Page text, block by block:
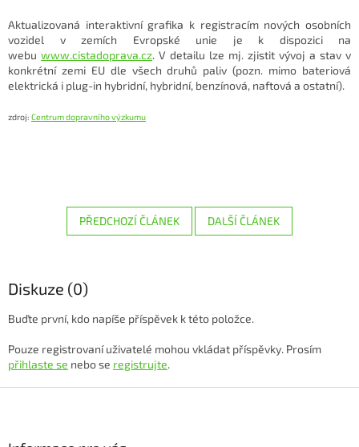
Aktualizovaná interaktivní grafika k registracím nových osobních
vozidel v zemích Evropské unie je k dispozici na
webu www.cistadoprava.cz. V detailu lze mj. zjistit vývoj a stav v
konkrétní zemi EU dle všech druhů paliv (pozn. mimo bateriová
elektrická i plug-in hybridní, hybridní, benzínová, naftová a ostatní).
zdroj: Centrum dopravního výzkumu
PŘEDCHOZÍ ČLÁNEK DALŠÍ ČLÁNEK
Diskuze (0)
Buďte první, kdo napíše příspěvek k této položce.
Pouze registrovaní uživatelé mohou vkládat příspěvky. Prosím
přihlaste se nebo se registrujte.